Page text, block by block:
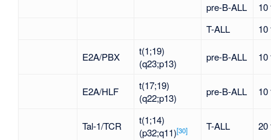
pre-B-ALL
10
T-ALL
10
E2A/PBX
t(1;19)
(q23;p13)
pre-B-ALL 10
E2A/HLF
t(17;19)
(q22;p13)
pre-B-ALL 10
Tal-1/TCR
t(1;14)
(p32;q11)[30] T-ALL 20